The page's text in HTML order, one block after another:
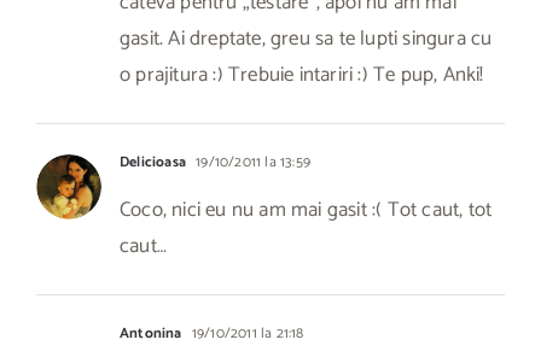
gasit. Ai dreptate, greu sa te lupti singura cu
o prajitura :) Trebuie intariri :) Te pup, Anki!
Delicioasa 19/10/2011 la 13:59
Coco, nici eu nu am mai gasit :( Tot caut, tot
caut…
Antonina 19/10/2011 la 21:18